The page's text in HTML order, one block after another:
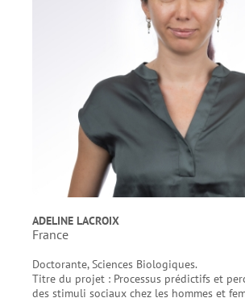
ADELINE LACROIX
France
Doctorante, Sciences Biologiques.
Titre du projet : Processus prédictifs et
des stimuli sociaux chez les hommes et